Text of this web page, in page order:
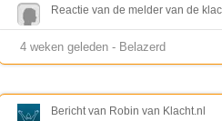
Reactie van de melder van de
4 weken geleden - Belazerd
Bericht van Robin van Klacht.nl